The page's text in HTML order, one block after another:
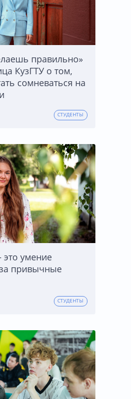
правильно»
КузГТУ о том,
сомневаться на
СТУДЕНТЫ
это умение
привычные
СТУДЕНТЫ